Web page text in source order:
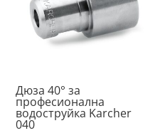
Дюза 40° за
професионална
водоструйка Karcher
040